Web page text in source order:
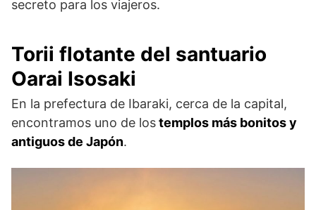
secreto para los viajeros.
Torii flotante del santuario
Oarai Isosaki
En la prefectura de Ibaraki, cerca de la capital,
encontramos uno de lostemplos más bonitos y
antiguos de Japón.